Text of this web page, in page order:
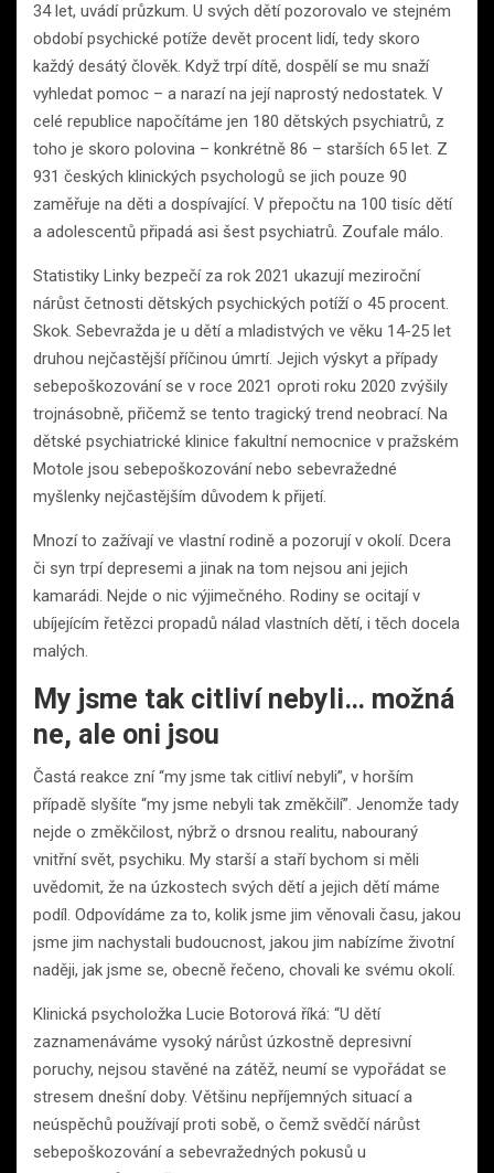
34 let, uvádí průzkum. U svých dětí pozorovalo ve stejném
období psychické potíže devět procent lidí, tedy skoro
každý desátý člověk. Když trpí dítě, dospělí se mu snaží
vyhledat pomoc – a narazí na její naprostý nedostatek. V
celé republice napočítáme jen 180 dětských psychiatrů, z
toho je skoro polovina – konkrétně 86 – starších 65 let. Z
931 českých klinických psychologů se jich pouze 90
zaměřuje na děti a dospívající. V přepočtu na 100 tisíc dětí
a adolescentů připadá asi šest psychiatrů. Zoufale málo.
Statistiky Linky bezpečí za rok 2021 ukazují meziroční
nárůst četnosti dětských psychických potíží o 45 procent.
Skok. Sebevražda je u dětí a mladistvých ve věku 14-25 let
druhou nejčastější příčinou úmrtí. Jejich výskyt a případy
sebepoškozování se v roce 2021 oproti roku 2020 zvýšily
trojnásobně, přičemž se tento tragický trend neobrací. Na
dětské psychiatrické klinice fakultní nemocnice v pražském
Motole jsou sebepoškozování nebo sebevražedné
myšlenky nejčastějším důvodem k přijetí.
Mnozí to zažívají ve vlastní rodině a pozorují v okolí. Dcera
či syn trpí depresemi a jinak na tom nejsou ani jejich
kamarádi. Nejde o nic výjimečného. Rodiny se ocitají v
ubíjejícím řetězci propadů nálad vlastních dětí, i těch docela
malých.
My jsme tak citliví nebyli… možná
ne, ale oni jsou
Častá reakce zní “my jsme tak citliví nebyli”, v horším
případě slyšíte “my jsme nebyli tak změkčilí”. Jenomže tady
nejde o změkčilost, nýbrž o drsnou realitu, nabouraný
vnitřní svět, psychiku. My starší a staří bychom si měli
uvědomit, že na úzkostech svých dětí a jejich dětí máme
podíl. Odpovídáme za to, kolik jsme jim věnovali času, jakou
jsme jim nachystali budoucnost, jakou jim nabízíme životní
naději, jak jsme se, obecně řečeno, chovali ke svému okolí.
Klinická psycholožka Lucie Botorová říká: “U dětí
zaznamenáváme vysoký nárůst úzkostně depresivní
poruchy, nejsou stavěné na zátěž, neumí se vypořádat se
stresem dnešní doby. Většinu nepříjemných situací a
neúspěchů používají proti sobě, o čemž svědčí nárůst
sebepoškozování a sebevražedných pokusů u